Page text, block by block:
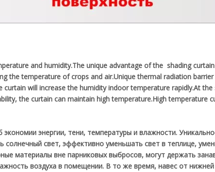
and humidity.The unique advantage of the shading
the temperature of crops and air.Unique thermal radiation
will increase the humidity indoor temperature rapidly.At
the curtain can maintain high temperature.High temperature
энергии, тени, температуры и влажности.
свет, эффективно уменьшать свет в теплице,
материалы вне парниковых выбросов, могут держать
воздуха в помещении. В то же время, навес от